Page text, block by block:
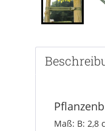
Maß: B: 2,8